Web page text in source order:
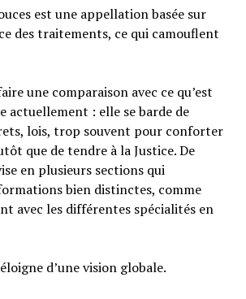
est une appellation basée sur
des traitements, ce qui camouflent
une comparaison avec ce qu’est
actuellement : elle se barde de
lois, trop souvent pour conforter
que de tendre à la Justice. De
en plusieurs sections qui
bien distinctes, comme
avec les différentes spécialités en
d’une vision globale.